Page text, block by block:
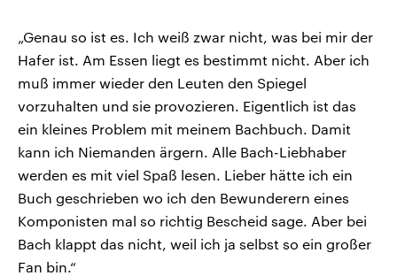
„Genau so ist es. Ich weiß zwar nicht, was bei mir der
Hafer ist. Am Essen liegt es bestimmt nicht. Aber ich
muß immer wieder den Leuten den Spiegel
vorzuhalten und sie provozieren. Eigentlich ist das
ein kleines Problem mit meinem Bachbuch. Damit
kann ich Niemanden ärgern. Alle Bach-Liebhaber
werden es mit viel Spaß lesen. Lieber hätte ich ein
Buch geschrieben wo ich den Bewunderern eines
Komponisten mal so richtig Bescheid sage. Aber bei
Bach klappt das nicht, weil ich ja selbst so ein großer
Fan bin.“